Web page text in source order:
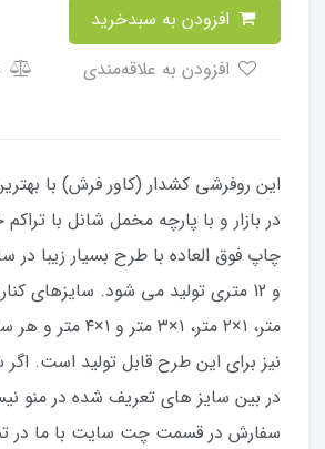
این روفرشی کشدار (کاور فرش) با
در بازار و با پارچه مخمل شانل با
متر، ۱×۲ متر، ۱×۳
نیز برای این طرح قابل تولید است. اگر
در بین سایز های تعریف شده در منو
سفارش در قسمت چت سایت با ما در